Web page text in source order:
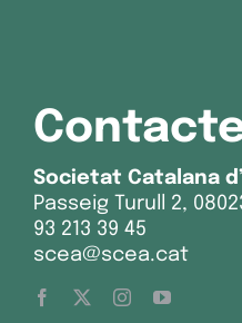
Societat Catalana
Passeig Turull 2,
93 213 39 45
scea@scea.cat